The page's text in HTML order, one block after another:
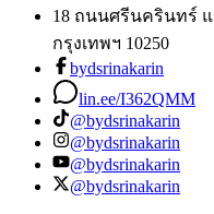
18 ถนนศรีนครินทร์
กรุงเทพฯ 10250
bydsrinakarin
lin.ee/I362QMM
@bydsrinakarin
@bydsrinakarin
@bydsrinakarin
@bydsrinakarin